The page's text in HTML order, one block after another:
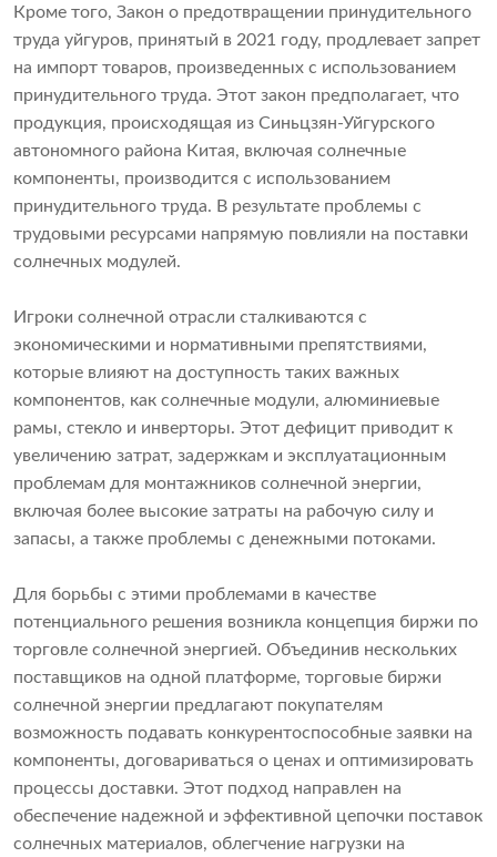
Кроме того, Закон о предотвращении принудительного
труда уйгуров, принятый в 2021 году, продлевает запрет
на импорт товаров, произведенных с использованием
принудительного труда. Этот закон предполагает, что
продукция, происходящая из Синьцзян-Уйгурского
автономного района Китая, включая солнечные
компоненты, производится с использованием
принудительного труда. В результате проблемы с
трудовыми ресурсами напрямую повлияли на поставки
солнечных модулей.
Игроки солнечной отрасли сталкиваются с
экономическими и нормативными препятствиями,
которые влияют на доступность таких важных
компонентов, как солнечные модули, алюминиевые
рамы, стекло и инверторы. Этот дефицит приводит к
увеличению затрат, задержкам и эксплуатационным
проблемам для монтажников солнечной энергии,
включая более высокие затраты на рабочую силу и
запасы, а также проблемы с денежными потоками.
Для борьбы с этими проблемами в качестве
потенциального решения возникла концепция биржи по
торговле солнечной энергией. Объединив нескольких
поставщиков на одной платформе, торговые биржи
солнечной энергии предлагают покупателям
возможность подавать конкурентоспособные заявки на
компоненты, договариваться о ценах и оптимизировать
процессы доставки. Этот подход направлен на
обеспечение надежной и эффективной цепочки поставок
солнечных материалов, облегчение нагрузки на